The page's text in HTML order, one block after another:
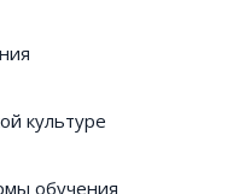
культуре
обучения